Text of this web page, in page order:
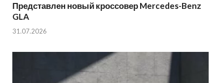
Представлен новый кроссовер Mercedes-Benz
GLA
31.07.2026